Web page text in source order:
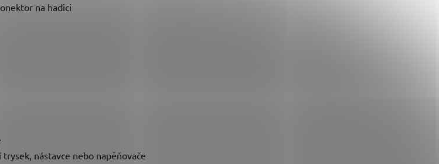
na hadici
nástavce nebo napěňovače